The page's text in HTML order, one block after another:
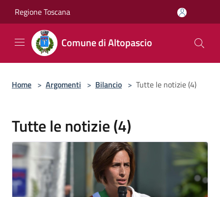
Regione Toscana
Comune di Altopascio
Home > Argomenti > Bilancio > Tutte le notizie (4)
Tutte le notizie (4)